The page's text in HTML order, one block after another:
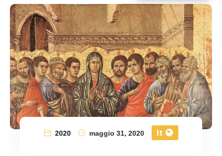
2020 maggio 31, 2020 It